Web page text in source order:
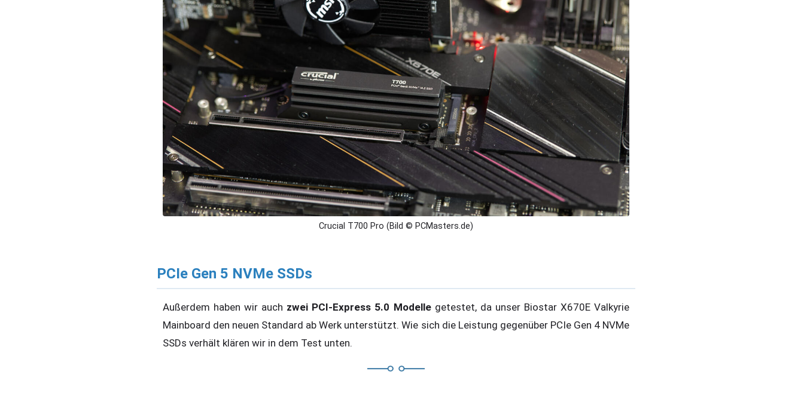
Crucial T700 Pro (Bild © PCMasters.de)
PCIe Gen 5 NVMe SSDs
Außerdem haben wir auch zwei PCI-Express 5.0 Modellegetestet, da unser Biostar X670E Valkyrie
Mainboard den neuen Standard ab Werk unterstützt. Wie sich die Leistung gegenüber PCIe Gen 4 NVMe
SSDs verhält klären wir in dem Test unten.